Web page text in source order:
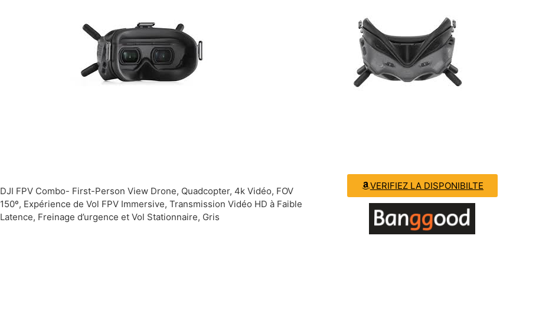
DJI FPV Combo- First-Person View Drone, Quadcopter, 4k Vidéo, FOV
150º, Expérience de Vol FPV Immersive, Transmission Vidéo HD à Faible
Latence, Freinage d’urgence et Vol Stationnaire, Gris
VERIFIEZ LA DISPONIBILTE